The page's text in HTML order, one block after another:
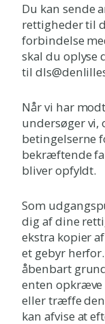
Du kan sende
rettigheder til
forbindelse
skal du oplyse
til
Når vi har
undersøger vi,
betingelserne
bekræftende
bliver opfyldt.
Som
dig af dine
ekstra kopier
et gebyr
åbenbart
enten opkræve
eller træffe
kan afvise at